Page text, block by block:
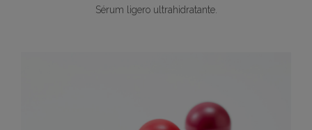
Sérum ligero ultrahidratante.